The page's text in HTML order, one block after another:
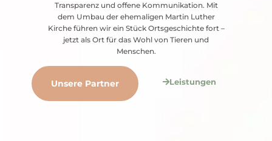
Transparenz und offene Kommunikation. Mit
dem Umbau der ehemaligen Martin Luther
Kirche führen wir ein Stück Ortsgeschichte fort –
jetzt als Ort für das Wohl von Tieren und
Menschen.
Unsere Partner Leistungen